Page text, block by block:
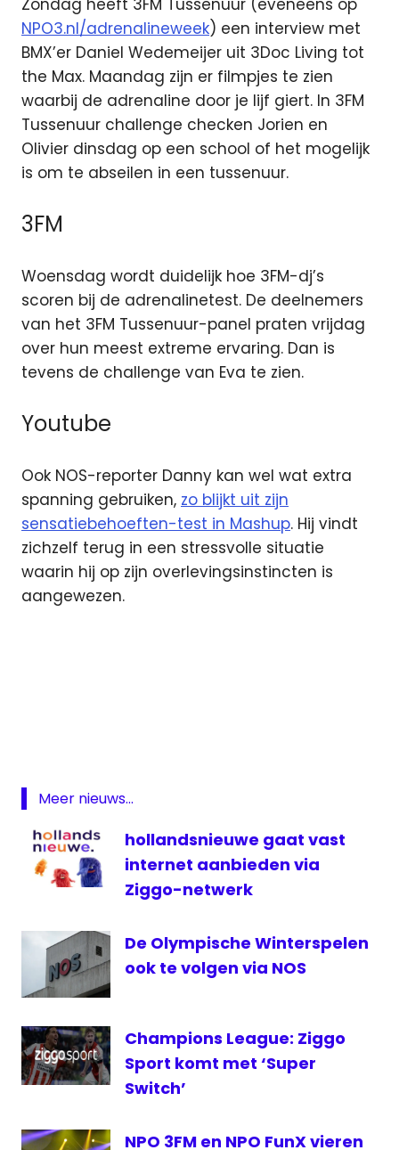
Zondag heeft 3FM Tussenuur (eveneens op
NPO3.nl/adrenalineweek) een interview met
BMX’er Daniel Wedemeijer uit 3Doc Living tot
the Max. Maandag zijn er filmpjes te zien
waarbij de adrenaline door je lijf giert. In 3FM
Tussenuur challenge checken Jorien en
Olivier dinsdag op een school of het mogelijk
is om te abseilen in een tussenuur.
3FM
Woensdag wordt duidelijk hoe 3FM-dj’s
scoren bij de adrenalinetest. De deelnemers
van het 3FM Tussenuur-panel praten vrijdag
over hun meest extreme ervaring. Dan is
tevens de challenge van Eva te zien.
Youtube
Ook NOS-reporter Danny kan wel wat extra
spanning gebruiken, zo blijkt uit zijn
sensatiebehoeften-test in Mashup. Hij vindt
zichzelf terug in een stressvolle situatie
waarin hij op zijn overlevingsinstincten is
aangewezen.
NPO
NPO3.nl
televisie
Meer nieuws...
hollandsnieuwe gaat vast
internet aanbieden via
Ziggo-netwerk
De Olympische Winterspelen
ook te volgen via NOS
Champions League: Ziggo
Sport komt met ‘Super
Switch’
NPO 3FM en NPO FunX vieren